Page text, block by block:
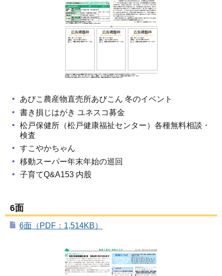
あびこ農産物直売所あびこん 冬のイベント
書き損じはがき ユネスコ募金
松戸保健所（松戸健康福祉センター）各種無料相談・
検査
すこやかちゃん
移動スーパー年末年始の巡回
子育てQ&A153 内股
6面
6面（PDF：1,514KB）